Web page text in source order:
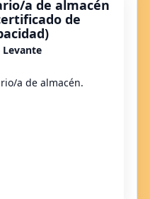
a de almacén
de
Levante
a de almacén.